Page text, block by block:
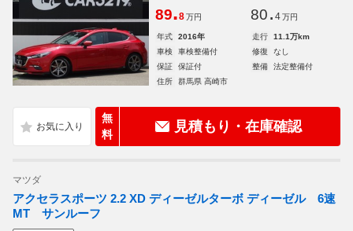
89.8 万円 80. 4 万円
年式 2016年 走行
11.1万km
車検
車検整備付 修復
なし
保証
保証付 整備
法定整備付
住所
群馬県 高崎市
無
料
見積もり・在庫確認
マツダ
アクセラスポーツ 2.2 XD ディーゼルターボ ディーゼル 6速
MT サンルーフ